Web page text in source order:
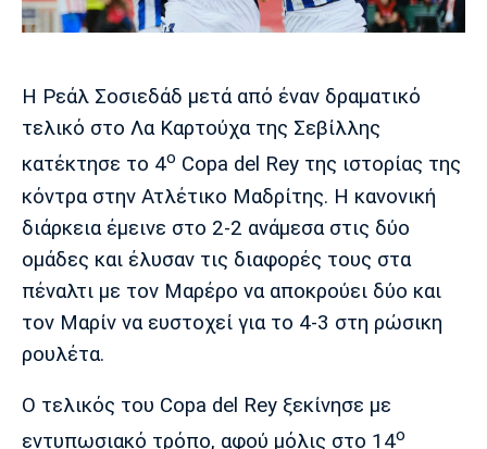
Cine Spot
Running
Media
Παρασκήνιο
Ιωνικός Κηφισιά Πανσερραϊκός
Μπαρτσελόνα
Μαδρίτης
Ατλέτικο
Μαδρίτης
Η Ρεάλ Σοσιεδάδ μετά από έναν δραματικό
τελικό στο Λα Καρτούχα της Σεβίλλης
κατέκτησε το 4ο Copa del Rey της ιστορίας της
κόντρα στην Ατλέτικο Μαδρίτης. Η κανονική
διάρκεια έμεινε στο 2-2 ανάμεσα στις δύο
ομάδες και έλυσαν τις διαφορές τους στα
πέναλτι με τον Μαρέρο να αποκρούει δύο και
τον Μαρίν να ευστοχεί για το 4-3 στη ρώσικη
ρουλέτα.
Ο τελικός του Copa del Rey ξεκίνησε με
εντυπωσιακό τρόπο, αφού μόλις στο 14ο